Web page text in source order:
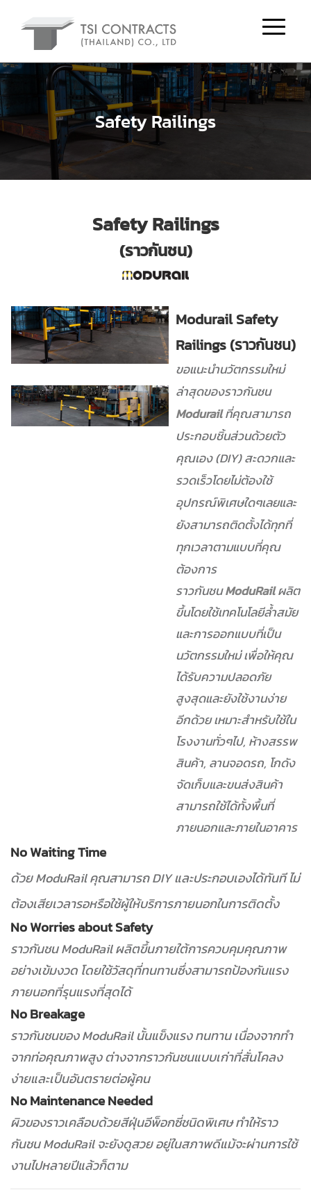
Safety Railings
Safety Railings
(ราวกันชน)
Modurail Safety
Railings (ราวกันชน)
ขอแนะนำนวัตกรรมใหม่
ล่าสุดของราวกันชน
Modurailที่คุณสามารถ
ประกอบชิ้นส่วนด้วยตัว
คุณเอง (DIY)สะดวกและ
รวดเร็วโดยไม่ต้องใช้
อุปกรณ์พิเศษใดๆเลยและ
ยังสามารถติดตั้งได้ทุกที่
ทุกเวลาตามแบบที่คุณ
ต้องการ
ราวกันชนModuRailผลิต
ขึ้นโดยใช้เทคโนโลยีล้ำสมัย
และการออกแบบที่เป็น
นวัตกรรมใหม่ เพื่อให้คุณ
ได้รับความปลอดภัย
สูงสุดและยังใช้งานง่าย
อีกด้วยเหมาะสำหรับใช้ใน
โรงงานทั่วๆไป, ห้างสรรพ
สินค้า, ลานจอดรถ, โกดัง
จัดเก็บและขนส่งสินค้า
สามารถใช้ได้ทั้งพื้นที่
ภายนอกและภายในอาคาร
No Waiting Time
ด้วย ModuRail คุณสามารถ DIY และประกอบเองได้ทันที ไม่
ต้องเสียเวลารอหรือใช้ผู้ให้บริการภายนอกในการติดตั้ง
No Worries about Safety
ราวกันชน ModuRail ผลิตขึ้นภายใต้การควบคุมคุณภาพ
อย่างเข้มงวด โดยใช้วัสดุที่ทนทานซึ่งสามารถป้องกันแรง
ภายนอกที่รุนแรงที่สุดได้
No Breakage
ราวกันชนของ ModuRail นั้นแข็งแรง ทนทาน เนื่องจากทำ
จากท่อคุณภาพสูง ต่างจากราวกันชนแบบเก่าที่สั่นโคลง
ง่ายและเป็นอันตรายต่อผู้คน
No Maintenance Needed
ผิวของราวเคลือบด้วยสีฝุ่นอีพ็อกซี่ชนิดพิเศษ ทำให้ราว
กันชน ModuRail จะยังดูสวย อยู่ในสภาพดีแม้จะผ่านการใช้
งานไปหลายปีแล้วก็ตาม